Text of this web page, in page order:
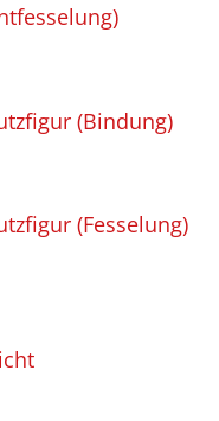
(Bindung)
(Fesselung)